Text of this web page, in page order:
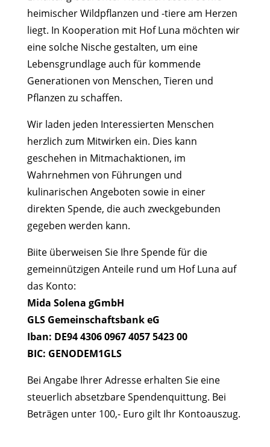
heimischer Wildpflanzen und -tiere am Herzen
liegt. In Kooperation mit Hof Luna möchten wir
eine solche Nische gestalten, um eine
Lebensgrundlage auch für kommende
Generationen von Menschen, Tieren und
Pflanzen zu schaffen.
Wir laden jeden Interessierten Menschen
herzlich zum Mitwirken ein. Dies kann
geschehen in Mitmachaktionen, im
Wahrnehmen von Führungen und
kulinarischen Angeboten sowie in einer
direkten Spende, die auch zweckgebunden
gegeben werden kann.
Biite überweisen Sie Ihre Spende für die
gemeinnützigen Anteile rund um Hof Luna auf
das Konto:
Mida Solena gGmbH
GLS Gemeinschaftsbank eG
Iban: DE94 4306 0967 4057 5423 00
BIC: GENODEM1GLS
Bei Angabe Ihrer Adresse erhalten Sie eine
steuerlich absetzbare Spendenquittung. Bei
Beträgen unter 100,- Euro gilt Ihr Kontoauszug.